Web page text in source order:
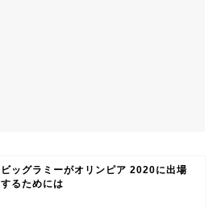
ビッグラミーがオリンピア 2020に出場
するためには